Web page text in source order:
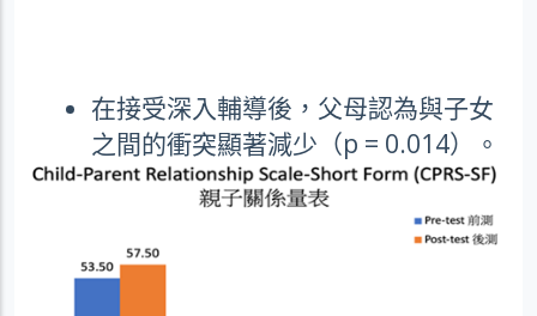
在接受深入輔導後，父母認為與子女
之間的衝突顯著減少（p = 0.014）。